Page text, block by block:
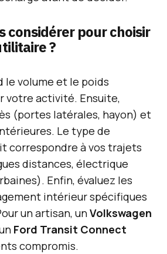
considérer pour choisir
?
le volume et le poids
votre activité. Ensuite,
(portes latérales, hayon) et
Le type de
correspondre à vos trajets
distances, électrique
Enfin, évaluez les
intérieur spécifiques
un artisan, unVolkswagen
Ford Transit Connect
compromis.